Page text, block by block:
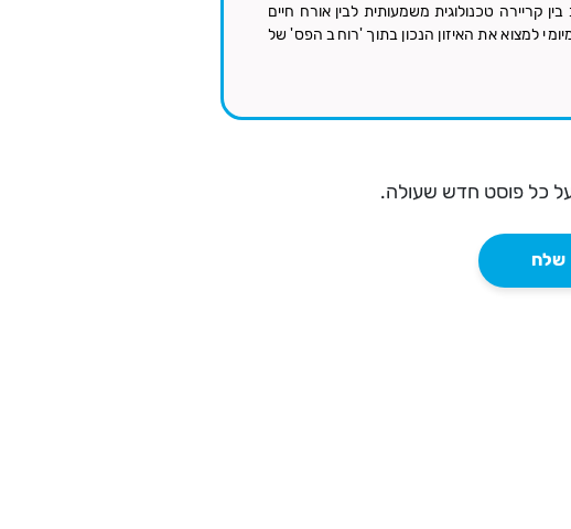
טכנולוגית משמעותית לבין אורח חיים
למצוא את האיזון הנכון בתוך 'רוחב הפס' של
על כל פוסט חדש שעולה.
שלח